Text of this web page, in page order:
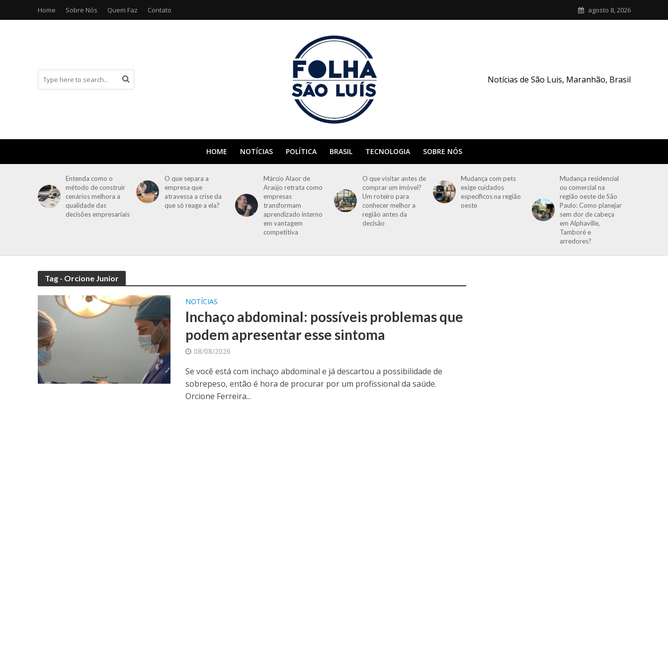
Home Sobre Nós Quem Faz Contato agosto 8, 2026
Notícias de São Luis, Maranhão, Brasil
HOME NOTÍCIAS POLÍTICA BRASIL TECNOLOGIA SOBRE NÓS
Entenda como o
método de construir
cenários melhora a
qualidade das
decisões empresariais
O que separa a
empresa que
atravessa a crise da
que só reage a ela?
Márcio Alaor de
Araújo retrata como
empresas
transformam
aprendizado interno
em vantagem
competitiva
O que visitar antes de
comprar um imóvel?
Um roteiro para
conhecer melhor a
região antes da
decisão
Mudança com pets
exige cuidados
específicos na região
oeste
Mudança residencial
ou comercial na
região oeste de São
Paulo: Como planejar
sem dor de cabeça
em Alphaville,
Tamboré e
arredores?
Tag - Orcione Junior
NOTÍCIAS
Inchaço abdominal: possíveis problemas que
podem apresentar esse sintoma
08/08/2026
Se você está com inchaço abdominal e já descartou a possibilidade de
sobrepeso, então é hora de procurar por um profissional da saúde.
Orcione Ferreira...